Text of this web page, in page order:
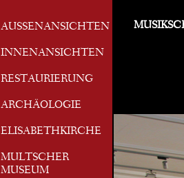
AUSSENANSICHTEN
INNENANSICHTEN
RESTAURIERUNG
ARCHÄOLOGIE
ELISABETHKIRCHE
MULTSCHER
MUSEUM